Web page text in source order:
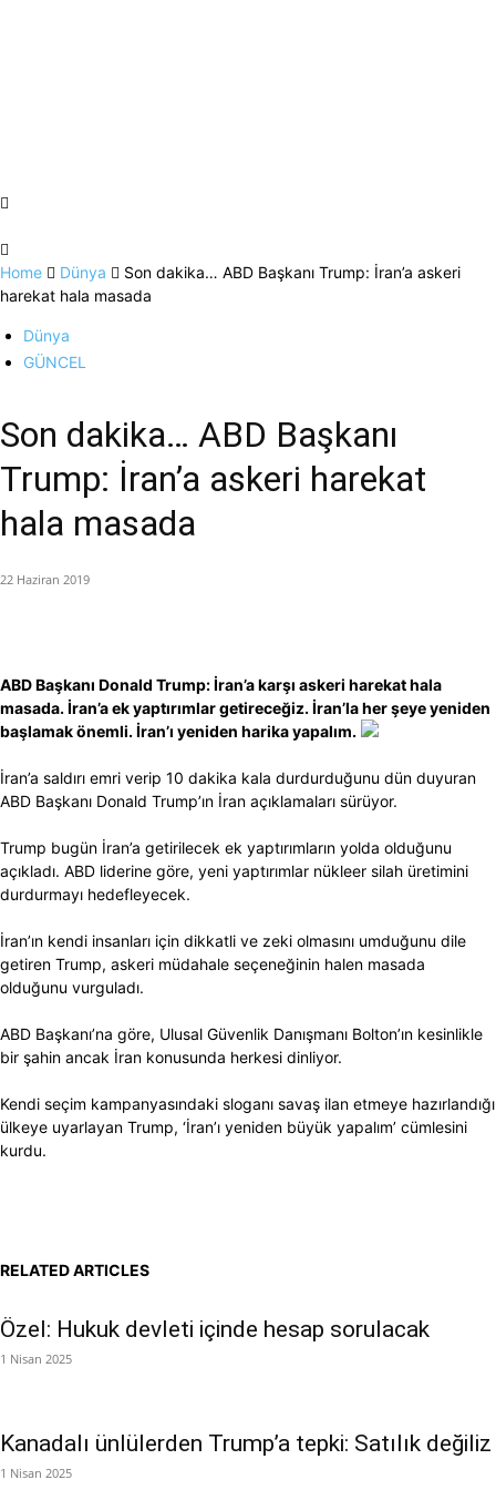
Home Dünya
Son dakika… ABD Başkanı Trump: İran’a askeri
harekat hala masada
Dünya
GÜNCEL
Son dakika… ABD Başkanı
Trump: İran’a askeri harekat
hala masada
22 Haziran 2019
ABD Başkanı Donald Trump: İran’a karşı askeri harekat hala
masada. İran’a ek yaptırımlar getireceğiz. İran’la her şeye yeniden
başlamak önemli. İran’ı yeniden harika yapalım.
İran’a saldırı emri verip 10 dakika kala durdurduğunu dün duyuran
ABD Başkanı Donald Trump’ın İran açıklamaları sürüyor.
Trump bugün İran’a getirilecek ek yaptırımların yolda olduğunu
açıkladı. ABD liderine göre, yeni yaptırımlar nükleer silah üretimini
durdurmayı hedefleyecek.
İran’ın kendi insanları için dikkatli ve zeki olmasını umduğunu dile
getiren Trump, askeri müdahale seçeneğinin halen masada
olduğunu vurguladı.
ABD Başkanı’na göre, Ulusal Güvenlik Danışmanı Bolton’ın kesinlikle
bir şahin ancak İran konusunda herkesi dinliyor.
Kendi seçim kampanyasındaki sloganı savaş ilan etmeye hazırlandığı
ülkeye uyarlayan Trump, ‘İran’ı yeniden büyük yapalım’ cümlesini
kurdu.
RELATED ARTICLES
Özel: Hukuk devleti içinde hesap sorulacak
1 Nisan 2025
Kanadalı ünlülerden Trump’a tepki: Satılık değiliz
1 Nisan 2025